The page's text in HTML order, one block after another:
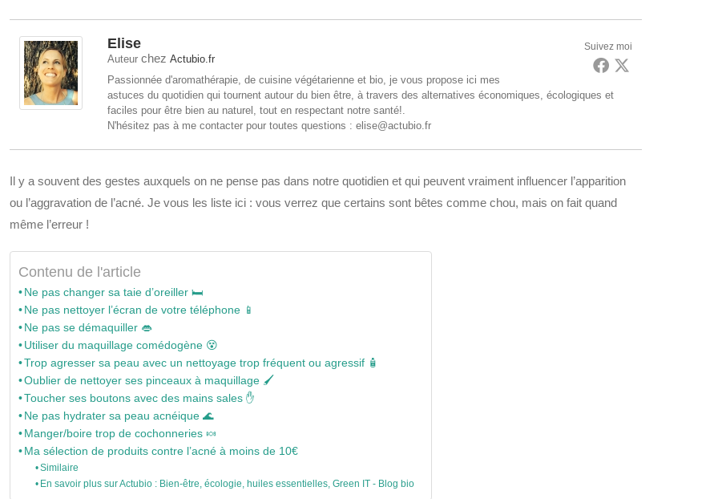
Suivez moi
Elise
Auteurchez Actubio.fr
Passionnée d'aromathérapie, de cuisine végétarienne et bio, je vous propose ici mes
astuces du quotidien qui tournent autour du bien être, à travers des alternatives économiques, écologiques et
faciles pour être bien au naturel, tout en respectant notre santé!.
N'hésitez pas à me contacter pour toutes questions : elise@actubio.fr
Il y a souvent des gestes auxquels on ne pense pas dans notre quotidien et qui peuvent vraiment influencer l’apparition
ou l’aggravation de l’acné. Je vous les liste ici : vous verrez que certains sont bêtes comme chou, mais on fait quand
même l’erreur !
Contenu de l'article
Ne pas changer sa taie d’oreiller 🛏️
Ne pas nettoyer l’écran de votre téléphone 📱
Ne pas se démaquiller 👄
Utiliser du maquillage comédogène 😵
Trop agresser sa peau avec un nettoyage trop fréquent ou agressif 🧴
Oublier de nettoyer ses pinceaux à maquillage 🖌️
Toucher ses boutons avec des mains sales ✋
Ne pas hydrater sa peau acnéique 🌊
Manger/boire trop de cochonneries 🍬
Ma sélection de produits contre l’acné à moins de 10€
Similaire
En savoir plus sur Actubio : Bien-être, écologie, huiles essentielles, Green IT - Blog bio